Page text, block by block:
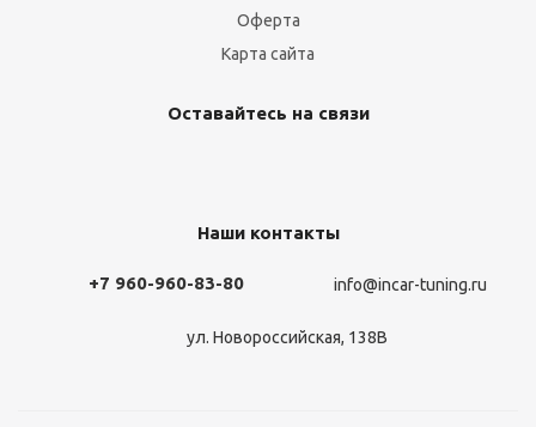
Оферта
Карта сайта
Оставайтесь на связи
Наши контакты
+7 960-960-83-80 info@incar-tuning.ru
ул. Новороссийская, 138В